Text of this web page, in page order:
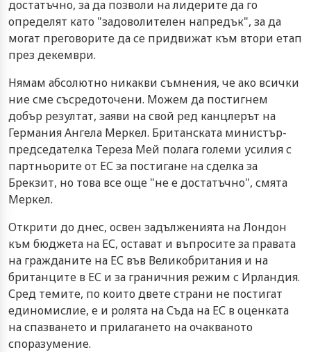
достатъчно, за да позволи на лидерите да го
определят като "задоволителен напредък", за да
могат преговорите да се придвижат към втори етап
през декември.
Нямам абсолютно никакви съмнения, че ако всички
ние сме съсредоточени. Можем да постигнем
добър резултат, заяви на свой ред канцлерът на
Германия Ангела Меркел. Британската министър-
председателка Тереза Мей полага големи усилия с
партньорите от ЕС за постигане на сделка за
Брекзит, но това все още "не е достатъчно", смята
Меркел.
Открити до днес, освен задълженията на Лондон
към бюджета на ЕС, остават и въпросите за правата
на гражданите на ЕС във Великобритания и на
британците в ЕС и за граничния режим с Ирландия.
Сред темите, по които двете страни не постигат
единомислие, е и ролята на Съда на ЕС в оценката
на спазването и прилагането на очакваното
споразумение.